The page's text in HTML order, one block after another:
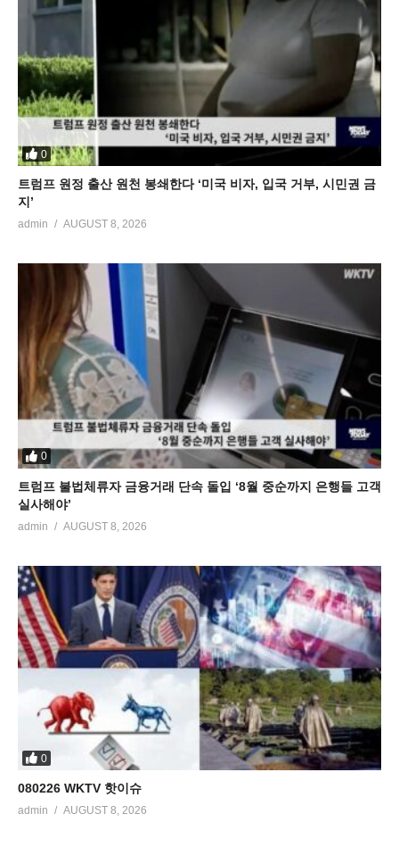
0
트럼프 원정 출산 원천 봉쇄한다 ‘미국 비자, 입국 거부, 시민권 금
지’
admin AUGUST 8, 2026
0
트럼프 불법체류자 금융거래 단속 돌입 ‘8월 중순까지 은행들 고객
실사해야’
admin AUGUST 8, 2026
0
080226 WKTV 핫이슈
admin AUGUST 8, 2026